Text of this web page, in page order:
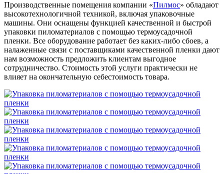
Производственные помещения компании «Пилмос» обладают
высокотехнологичной техникой, включая упаковочные
машины. Они оснащены функцией качественной и быстрой
упаковки пиломатериалов с помощью термоусадочной
пленки. Все оборудование работает без каких-либо сбоев, а
налаженные связи с поставщиками качественной пленки дают
нам возможность предложить клиентам выгодное
сотрудничество. Стоимость этой услуги практически не
влияет на окончательную себестоимость товара.